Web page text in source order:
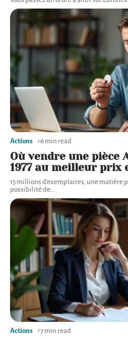
Où vendre une pièce
1977 au meilleur prix
15 millions d'exemplaires, une matière
possibilité de…
Actions 6 min read
Actions 7 min read